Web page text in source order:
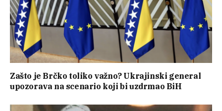
Zašto je Brčko toliko važno? Ukrajinski general
upozorava na scenario koji bi uzdrmao BiH